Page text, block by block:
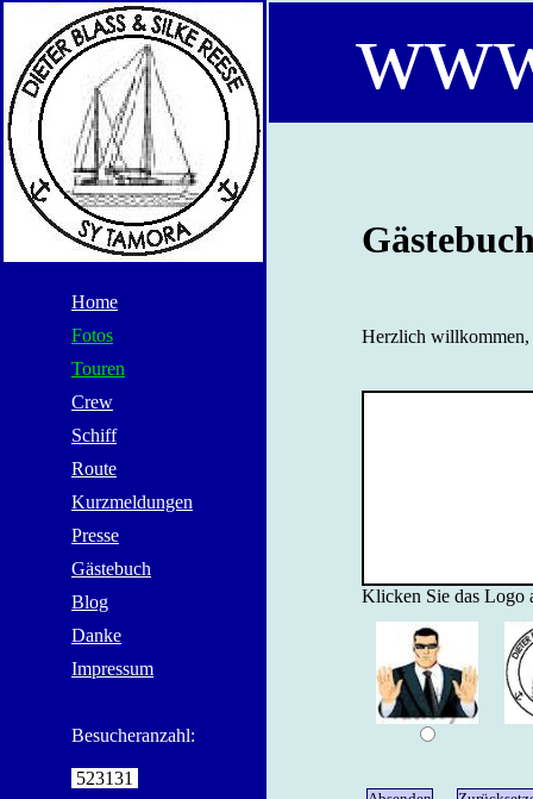
Home
Fotos
Touren
Crew
Schiff
Route
Kurzmeldungen
Presse
Gästebuch
Blog
Danke
Impressum
Besucheranzahl:
523131
Herzlich willkommen,
Klicken Sie das Logo